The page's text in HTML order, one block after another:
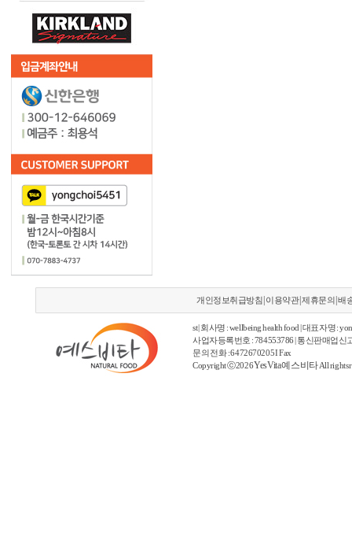
개인정보취급방침 이용약관|제휴문의 |배
st | 회사명 : wellbeing health food | 대표자명 :
사업자등록번호 : 784553786 | 통신판매업신
문의 전화 : 6472670205 I Fax
Copyright ⓒ2026YesVita 예스비타All rights